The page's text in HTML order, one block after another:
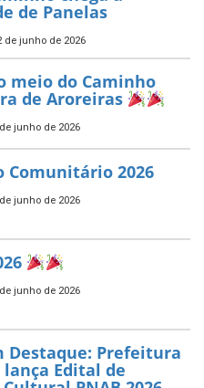
de Panelas
de junho de 2026
meio do Caminho
de Aroreiras
junho de 2026
Comunitário 2026
junho de 2026
junho de 2026
Destaque: Prefeitura
Edital de